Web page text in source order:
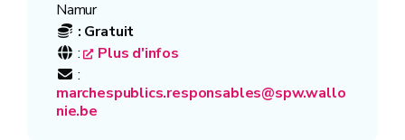
Namur
: Gratuit
:
Plus d'infos
:
marchespublics.responsables@spw.wallo
nie.be